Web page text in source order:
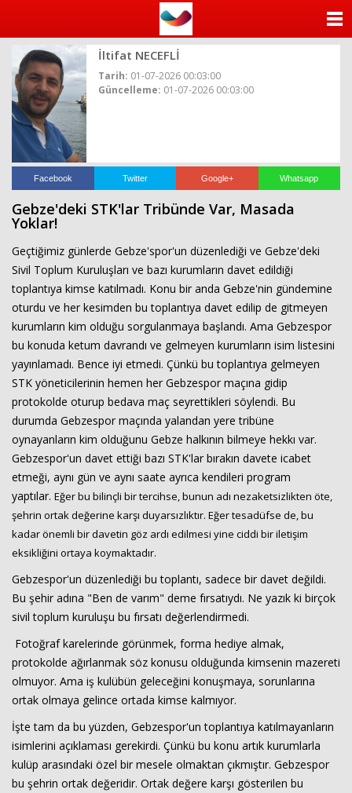
İltifat NECEFLİ
Tarih: 01-07-2026 00:03:00
Güncelleme: 01-07-2026 00:03:00
Facebook Twitter Google+ Whatsapp
Gebze'deki STK'lar Tribünde Var, Masada
Yoklar!
Geçtiğimiz günlerde Gebze'spor'un düzenlediği ve Gebze'deki
Sivil Toplum Kuruluşları ve bazı kurumların davet edildiği
toplantıya kimse katılmadı. Konu bir anda Gebze'nin gündemine
oturdu ve her kesimden bu toplantıya davet edilip de gitmeyen
kurumların kim olduğu sorgulanmaya başlandı. Ama Gebzespor
bu konuda ketum davrandı ve gelmeyen kurumların isim listesini
yayınlamadı. Bence iyi etmedi. Çünkü bu toplantıya gelmeyen
STK yöneticilerinin hemen her Gebzespor maçına gidip
protokolde oturup bedava maç seyrettikleri söylendi. Bu
durumda Gebzespor maçında yalandan yere tribüne
oynayanların kim olduğunu Gebze halkının bilmeye hekkı var.
Gebzespor'un davet ettiği bazı STK'lar bırakın davete icabet
etmeği, aynı gün ve aynı saate ayrıca kendileri program
yaptılar. Eğer bu bilinçli bir tercihse, bunun adı nezaketsizlikten öte,
şehrin ortak değerine karşı duyarsızlıktır. Eğer tesadüfse de, bu
kadar önemli bir davetin göz ardı edilmesi yine ciddi bir iletişim
eksikliğini ortaya koymaktadır.
Gebzespor'un düzenlediği bu toplantı, sadece bir davet değildi.
Bu şehir adına "Ben de varım" deme fırsatıydı. Ne yazık ki birçok
sivil toplum kuruluşu bu fırsatı değerlendirmedi.
Fotoğraf karelerinde görünmek, forma hediye almak,
protokolde ağırlanmak söz konusu olduğunda kimsenin mazereti
olmuyor. Ama iş kulübün geleceğini konuşmaya, sorunlarına
ortak olmaya gelince ortada kimse kalmıyor.
İşte tam da bu yüzden, Gebzespor'un toplantıya katılmayanların
isimlerini açıklaması gerekirdi. Çünkü bu konu artık kurumlarla
kulüp arasındaki özel bir mesele olmaktan çıkmıştır. Gebzespor
bu şehrin ortak değeridir. Ortak değere karşı gösterilen bu
YAZARLAR
VİDEO GALERİ
KÜNYE
İLETİŞİM
Haberin Doğru Adresi.